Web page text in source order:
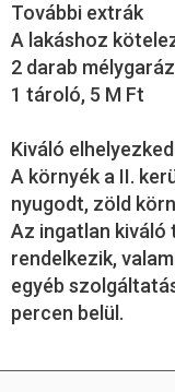
További extrák
A lakáshoz
2 darab
1 tároló, 5 M Ft
Kiváló
A környék a II.
nyugodt, zöld
Az ingatlan kiváló
rendelkezik,
egyéb
percen belül.